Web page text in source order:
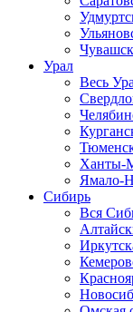
Урал
Весь
Ханты-
Ямало-
Сибирь
Вся